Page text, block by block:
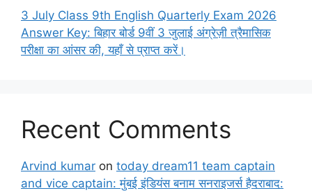
3 July Class 9th English Quarterly Exam 2026
Answer Key: बिहार बोर्ड 9वीं 3 जुलाई अंग्रेज़ी त्रैमासिक
परीक्षा का आंसर की, यहाँ से प्राप्त करें।
Recent Comments
Arvind kumar on today dream11 team captain
and vice captain: मुंबई इंडियंस बनाम सनराइजर्स हैदराबाद: